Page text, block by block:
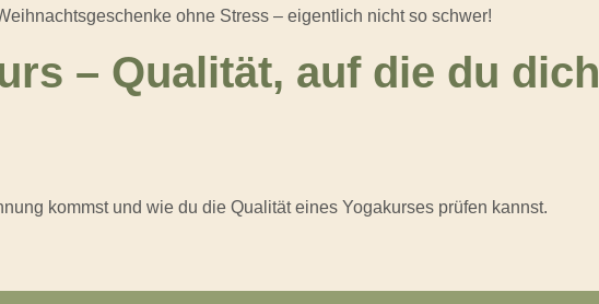
ohne Stress – eigentlich nicht so schwer!
– Qualität, auf die du dich
kommst und wie du die Qualität eines Yogakurses prüfen kannst.